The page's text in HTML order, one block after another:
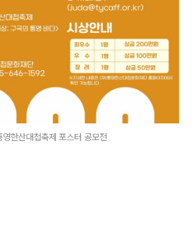
한산대첩축제 포스터 공모전